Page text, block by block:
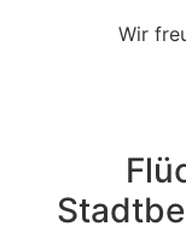
Wir